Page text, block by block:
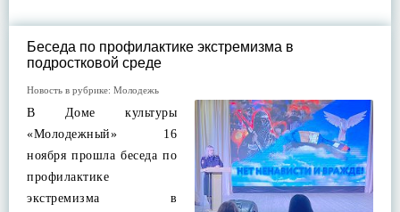
Беседа по профилактике экстремизма в
подростковой среде
Новость в рубрике: Молодежь
В Доме культуры
«Молодежный» 16
ноября прошла беседа по
профилактике
экстремизма в